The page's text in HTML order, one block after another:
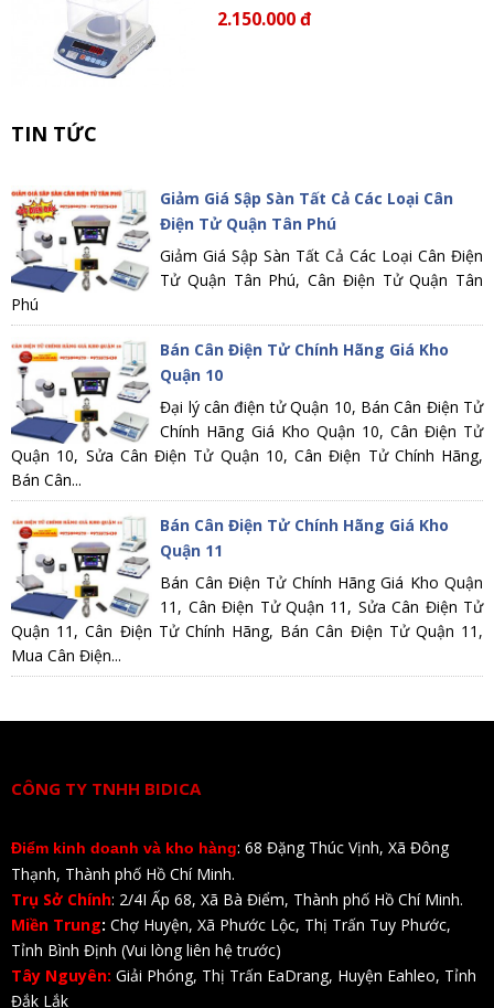
2.150.000 đ
TIN TỨC
Giảm Giá Sập Sàn Tất Cả Các Loại Cân
Điện Tử Quận Tân Phú
Giảm Giá Sập Sàn Tất Cả Các Loại Cân Điện
Tử Quận Tân Phú, Cân Điện Tử Quận Tân
Phú
Bán Cân Điện Tử Chính Hãng Giá Kho
Quận 10
Đại lý cân điện tử Quận 10, Bán Cân Điện Tử
Chính Hãng Giá Kho Quận 10, Cân Điện Tử
Quận 10, Sửa Cân Điện Tử Quận 10, Cân Điện Tử Chính Hãng,
Bán Cân...
Bán Cân Điện Tử Chính Hãng Giá Kho
Quận 11
Bán Cân Điện Tử Chính Hãng Giá Kho Quận
11, Cân Điện Tử Quận 11, Sửa Cân Điện Tử
Quận 11, Cân Điện Tử Chính Hãng, Bán Cân Điện Tử Quận 11,
Mua Cân Điện...
CÔNG TY TNHH BIDICA
Điểm kinh doanh và kho hàng: 68 Đặng Thúc Vịnh, Xã Đông
Thạnh, Thành phố Hồ Chí Minh.
Trụ Sở Chính: 2/4I Ấp 68, Xã Bà Điểm, Thành phố Hồ Chí Minh.
Miền Trung: Chợ Huyện, Xã Phước Lộc, Thị Trấn Tuy Phước,
Tỉnh Bình Định (Vui lòng liên hệ trước)
Tây Nguyên: Giải Phóng, Thị Trấn EaDrang, Huyện Eahleo, Tỉnh
Đắk Lắk